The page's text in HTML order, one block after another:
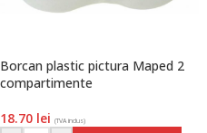
Borcan plastic pictura Maped 2
compartimente
18.70 lei (TVA inclus)